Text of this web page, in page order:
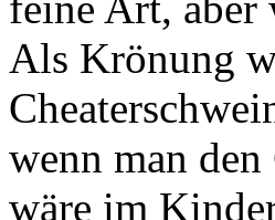
Als Krönung
wenn man
wäre im